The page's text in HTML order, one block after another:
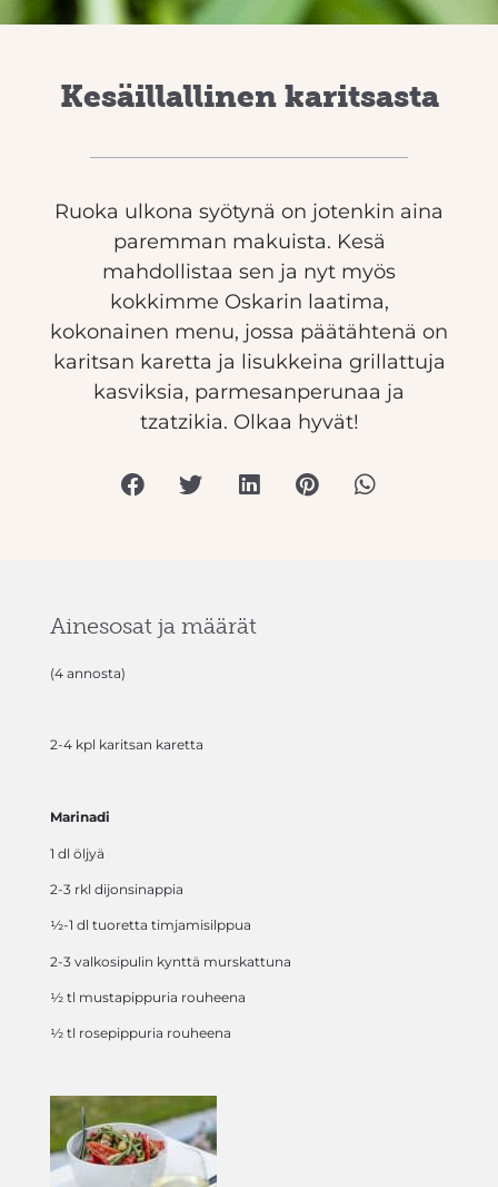
Kesäillallinen karitsasta
Ruoka ulkona syötynä on jotenkin aina
paremman makuista. Kesä
mahdollistaa sen ja nyt myös
kokkimme Oskarin laatima,
kokonainen menu, jossa päätähtenä on
karitsan karetta ja lisukkeina grillattuja
kasviksia, parmesanperunaa ja
tzatzikia. Olkaa hyvät!
Ainesosat ja määrät
(4 annosta)
2-4 kpl karitsan karetta
Marinadi
1 dl öljyä
2-3 rkl dijonsinappia
½-1 dl tuoretta timjamisilppua
2-3 valkosipulin kynttä murskattuna
½ tl mustapippuria rouheena
½ tl rosepippuria rouheena